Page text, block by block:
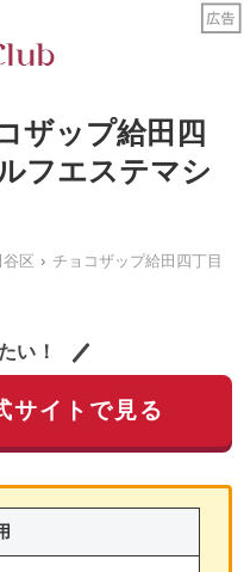
ザップ給田四
フエステマシ
区
チョコザップ給田四丁目
い！
サイトで見る